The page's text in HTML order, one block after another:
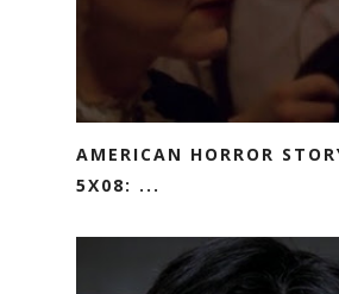
AMERICAN HORROR
5X08: ...